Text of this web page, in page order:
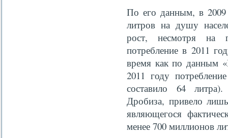
По его данным, в 2009
литров на душу
рост, несмотря на
потребление в 2011
время как по данным
2011 году
составило 64
Дробиза, привело
являющегося
менее 700 миллионов